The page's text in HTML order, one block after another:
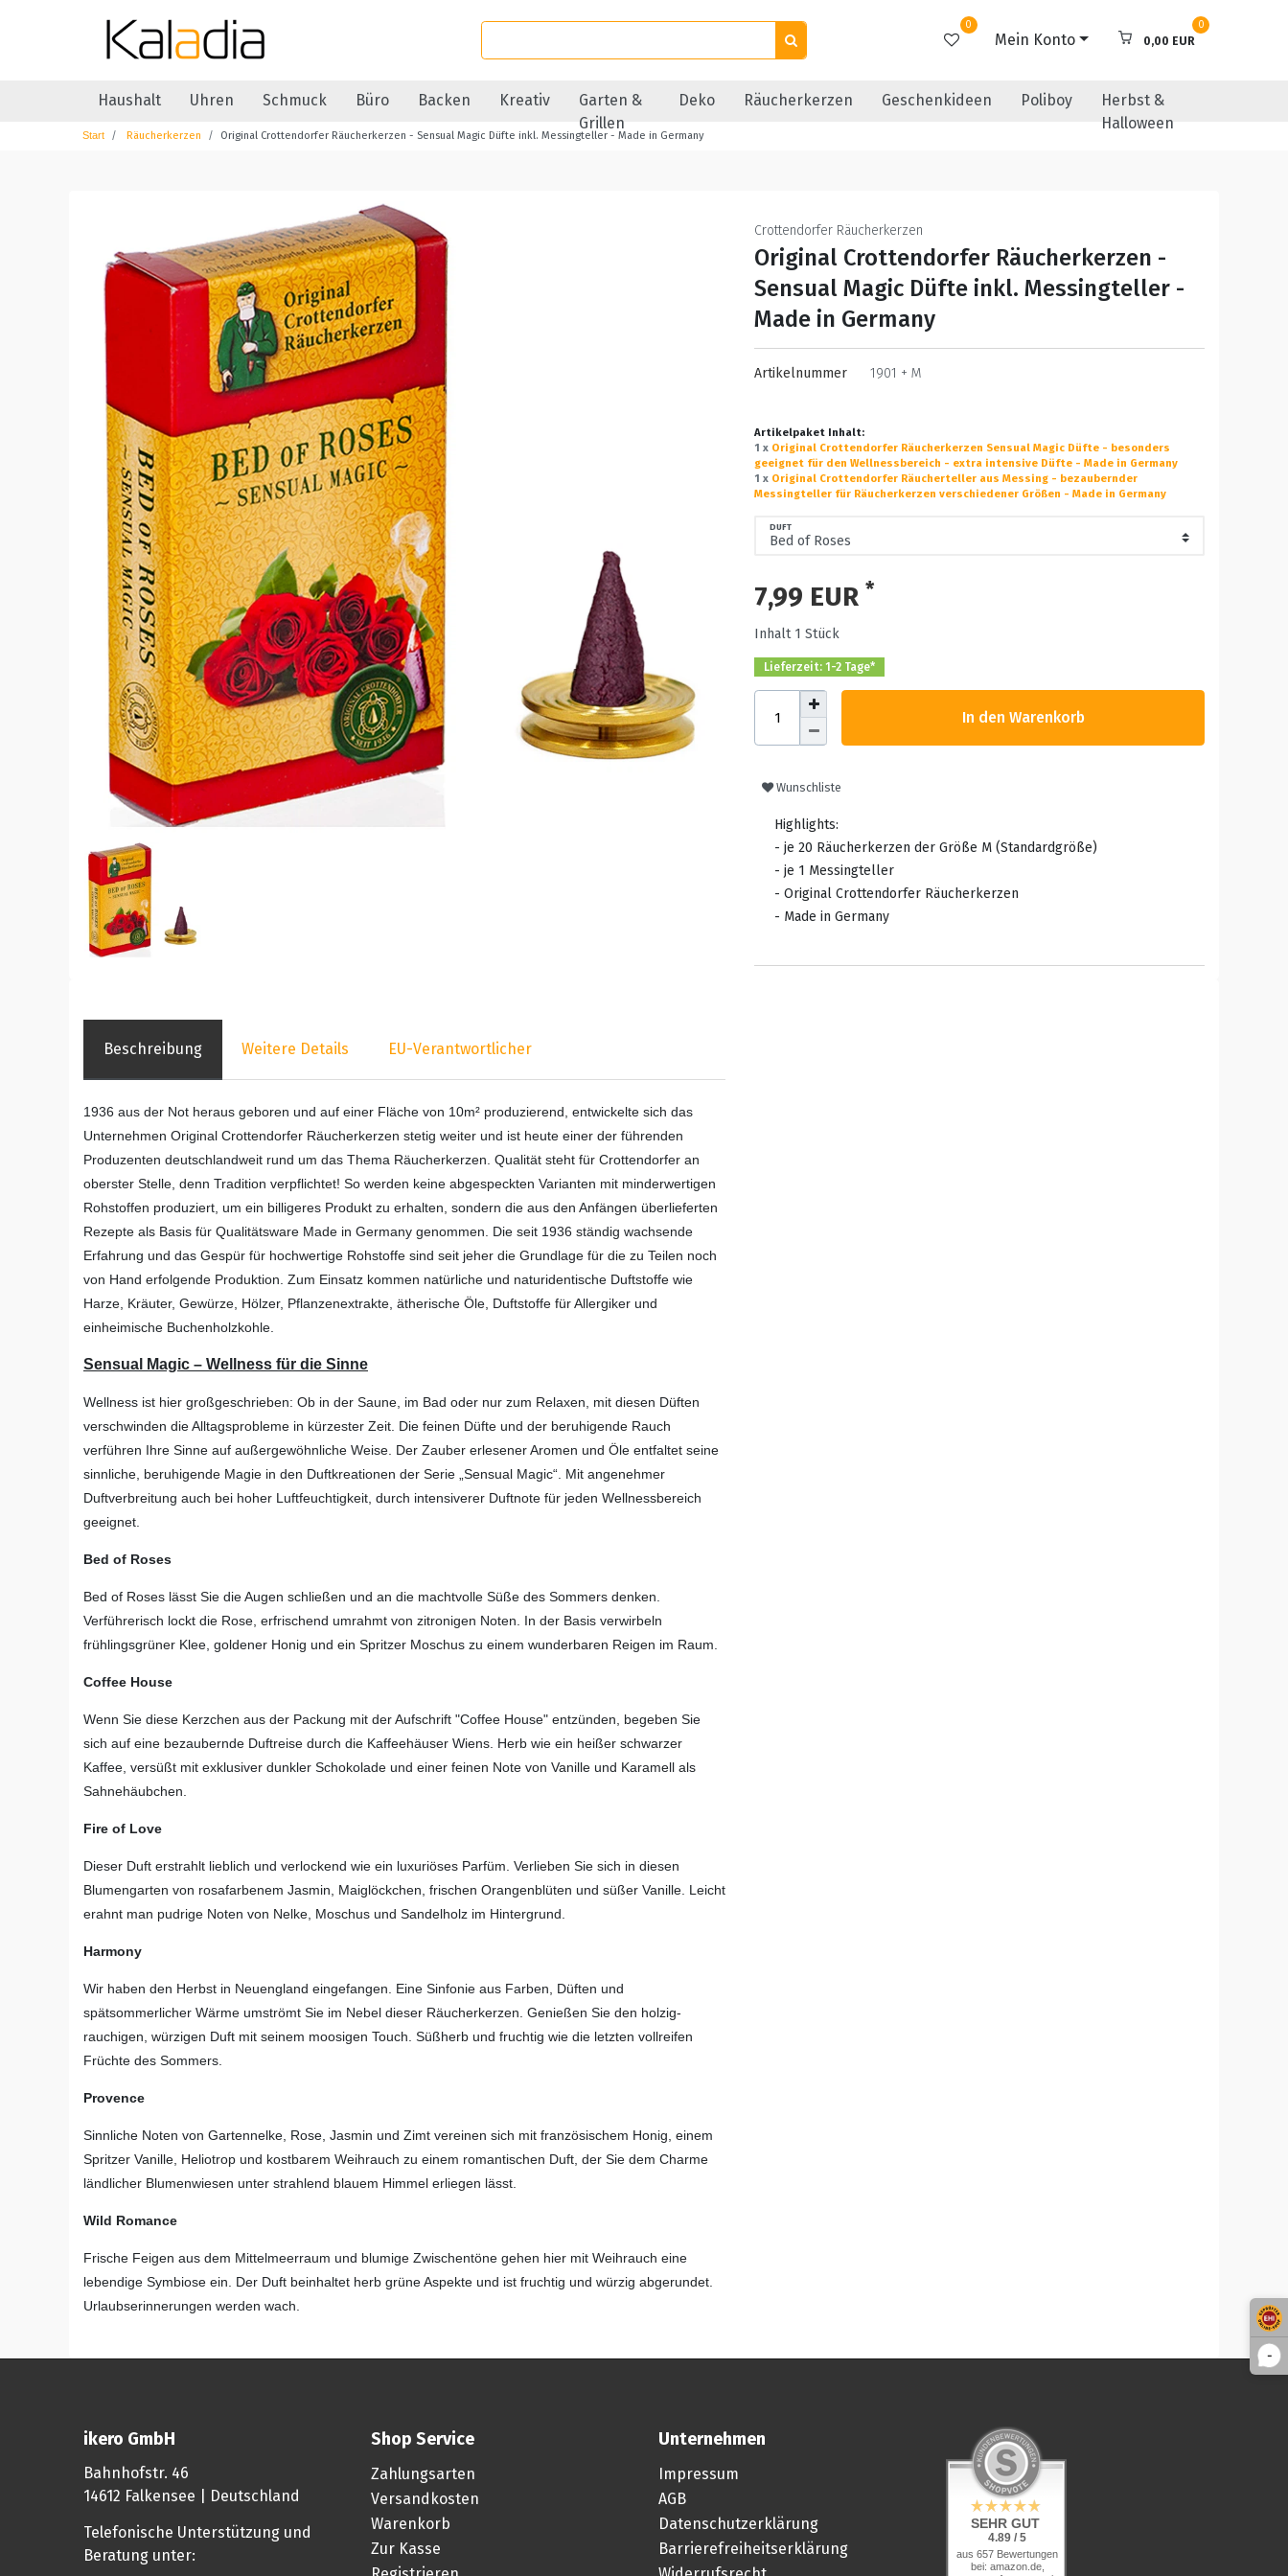
-
0
Mein Konto
0
0,00 EUR
Haushalt Uhren Schmuck Büro Backen Kreativ
Garten &
Grillen
Deko Räucherkerzen Geschenkideen Poliboy
Herbst &
Halloween
Räucherkerzen Original Crottendorfer Räucherkerzen - Sensual Magic Düfte inkl. Messingteller - Made in Germany
Crottendorfer Räucherkerzen
Original Crottendorfer Räucherkerzen -
Sensual Magic Düfte inkl. Messingteller -
Made in Germany
Artikelnummer 1901 + M
Artikelpaket Inhalt:
1 x Original Crottendorfer Räucherkerzen Sensual Magic Düfte - besonders
geeignet für den Wellnessbereich - extra intensive Düfte - Made in Germany
1 x Original Crottendorfer Räucherteller aus Messing - bezaubernder
Messingteller für Räucherkerzen verschiedener Größen - Made in Germany
DUFT
7,99 EUR *
Inhalt 1 Stück
Lieferzeit: 1-2 Tage*
In den Warenkorb
Wunschliste
Highlights:
- je 20 Räucherkerzen der Größe M (Standardgröße)
- je 1 Messingteller
- Original Crottendorfer Räucherkerzen
- Made in Germany
Beschreibung Weitere Details EU-Verantwortlicher
1936 aus der Not heraus geboren und auf einer Fläche von 10m² produzierend, entwickelte sich das
Unternehmen Original Crottendorfer Räucherkerzen stetig weiter und ist heute einer der führenden
Produzenten deutschlandweit rund um das Thema Räucherkerzen. Qualität steht für Crottendorfer an
oberster Stelle, denn Tradition verpflichtet! So werden keine abgespeckten Varianten mit minderwertigen
Rohstoffen produziert, um ein billigeres Produkt zu erhalten, sondern die aus den Anfängen überlieferten
Rezepte als Basis für Qualitätsware Made in Germany genommen. Die seit 1936 ständig wachsende
Erfahrung und das Gespür für hochwertige Rohstoffe sind seit jeher die Grundlage für die zu Teilen noch
von Hand erfolgende Produktion. Zum Einsatz kommen natürliche und naturidentische Duftstoffe wie
Harze, Kräuter, Gewürze, Hölzer, Pflanzenextrakte, ätherische Öle, Duftstoffe für Allergiker und
einheimische Buchenholzkohle.
Sensual Magic – Wellness für die Sinne
Wellness ist hier großgeschrieben: Ob in der Saune, im Bad oder nur zum Relaxen, mit diesen Düften
verschwinden die Alltagsprobleme in kürzester Zeit. Die feinen Düfte und der beruhigende Rauch
verführen Ihre Sinne auf außergewöhnliche Weise. Der Zauber erlesener Aromen und Öle entfaltet seine
sinnliche, beruhigende Magie in den Duftkreationen der Serie „Sensual Magic“. Mit angenehmer
Duftverbreitung auch bei hoher Luftfeuchtigkeit, durch intensiverer Duftnote für jeden Wellnessbereich
geeignet.
Bed of Roses
Bed of Roses lässt Sie die Augen schließen und an die machtvolle Süße des Sommers denken.
Verführerisch lockt die Rose, erfrischend umrahmt von zitronigen Noten. In der Basis verwirbeln
frühlingsgrüner Klee, goldener Honig und ein Spritzer Moschus zu einem wunderbaren Reigen im Raum.
Coffee House
Wenn Sie diese Kerzchen aus der Packung mit der Aufschrift "Coffee House" entzünden, begeben Sie
sich auf eine bezaubernde Duftreise durch die Kaffeehäuser Wiens. Herb wie ein heißer schwarzer
Kaffee, versüßt mit exklusiver dunkler Schokolade und einer feinen Note von Vanille und Karamell als
Sahnehäubchen.
Fire of Love
Dieser Duft erstrahlt lieblich und verlockend wie ein luxuriöses Parfüm. Verlieben Sie sich in diesen
Blumengarten von rosafarbenem Jasmin, Maiglöckchen, frischen Orangenblüten und süßer Vanille. Leicht
erahnt man pudrige Noten von Nelke, Moschus und Sandelholz im Hintergrund.
Harmony
Wir haben den Herbst in Neuengland eingefangen. Eine Sinfonie aus Farben, Düften und
spätsommerlicher Wärme umströmt Sie im Nebel dieser Räucherkerzen. Genießen Sie den holzig-
rauchigen, würzigen Duft mit seinem moosigen Touch. Süßherb und fruchtig wie die letzten vollreifen
Früchte des Sommers.
Provence
Sinnliche Noten von Gartennelke, Rose, Jasmin und Zimt vereinen sich mit französischem Honig, einem
Spritzer Vanille, Heliotrop und kostbarem Weihrauch zu einem romantischen Duft, der Sie dem Charme
ländlicher Blumenwiesen unter strahlend blauem Himmel erliegen lässt.
Wild Romance
Frische Feigen aus dem Mittelmeerraum und blumige Zwischentöne gehen hier mit Weihrauch eine
lebendige Symbiose ein. Der Duft beinhaltet herb grüne Aspekte und ist fruchtig und würzig abgerundet.
Urlaubserinnerungen werden wach.
ikero GmbH
Bahnhofstr. 46
14612 Falkensee | Deutschland
Telefonische Unterstützung und
Beratung unter:
Shop Service
Zahlungsarten
Versandkosten
Warenkorb
Zur Kasse
Unternehmen
Impressum
AGB
Datenschutzerklärung
Barrierefreiheitserklärung
SEHR GUT
4.89 / 5
aus 657 Bewertungen
bei: amazon.de,